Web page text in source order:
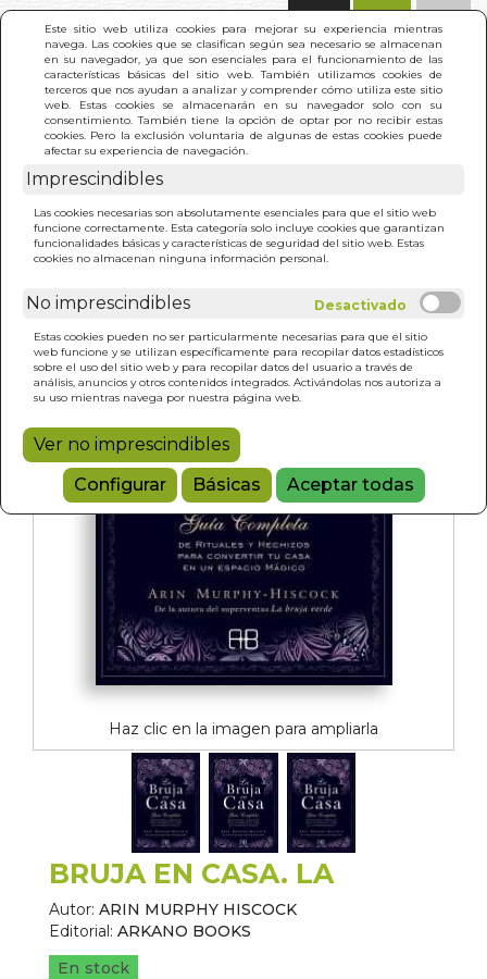
Este sitio web utiliza cookies para mejorar su experiencia mientras
navega. Las cookies que se clasifican según sea necesario se almacenan
en su navegador, ya que son esenciales para el funcionamiento de las
características básicas del sitio web. También utilizamos cookies de
terceros que nos ayudan a analizar y comprender cómo utiliza este sitio
web. Estas cookies se almacenarán en su navegador solo con su
consentimiento. También tiene la opción de optar por no recibir estas
cookies. Pero la exclusión voluntaria de algunas de estas cookies puede
afectar su experiencia de navegación.
Imprescindibles
Las cookies necesarias son absolutamente esenciales para que el sitio web
funcione correctamente. Esta categoría solo incluye cookies que garantizan
funcionalidades básicas y características de seguridad del sitio web. Estas
cookies no almacenan ninguna información personal.
No imprescindibles
Estas cookies pueden no ser particularmente necesarias para que el sitio
web funcione y se utilizan específicamente para recopilar datos estadísticos
sobre el uso del sitio web y para recopilar datos del usuario a través de
análisis, anuncios y otros contenidos integrados. Activándolas nos autoriza a
su uso mientras navega por nuestra página web.
Ver no imprescindibles
Configurar
Básicas Aceptar todas
INICIO > BRUJA EN CASA. LA
Haz clic en la imagen para ampliarla
BRUJA EN CASA. LA
Autor: ARIN MURPHY HISCOCK
Editorial: ARKANO BOOKS
En stock